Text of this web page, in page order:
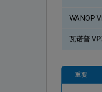
WANOP
瓦诺普
重要